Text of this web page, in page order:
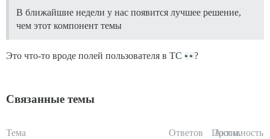
В ближайшие недели у нас появится лучшее решение,
чем этот компонент темы
Это что-то вроде полей пользователя в TC ?
Связанные темы
Тема Ответов Просм.
Активность